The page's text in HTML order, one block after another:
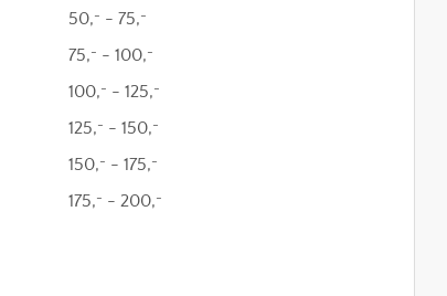
50,- - 75,-
75,- - 100,-
100,- - 125,-
125,- - 150,-
150,- - 175,-
175,- - 200,-